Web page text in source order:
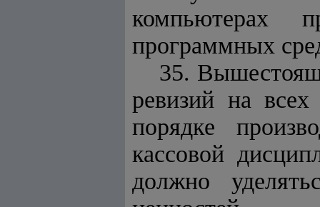
компьютерах
программных
35.
ревизий на всех
порядке
кассовой
должно